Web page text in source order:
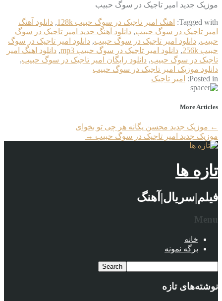
موزیک جدید امیر تاجیک در سوگ حبیب
Tagged with: اهنگ امیر تاجیک در سوگ حبیب 128k , دانلود آهنگ
امیر تاجیک در سوگ حبیب, دانلود آهنگ جدید امیر تاجیک در سوگ
حبیب, دانلود امیر تاجیک در سوگ حبیب, دانلود امیر تاجیک در سوگ
حبیب 256k
, دانلود امیر تاجیک در سوگ حبیب mp3 , دانلود اهنگ امیر
تاجیک در سوگ حبیب, دانلود رایگان امیر تاجیک در سوگ حبیب,
دانلود موزیک امیر تاجیک در سوگ حبیب
Posted in:
امیر تاجیک
More Articles
← موزیک جدید محسن یگانه هر چی تو بخوای
موزیک جدید امیر تاجیک در سوگ حبیب →
تازه ها
فیلم|سریال|آهنگ
Menu
خانه
برگه نمونه
نوشته‌های تازه